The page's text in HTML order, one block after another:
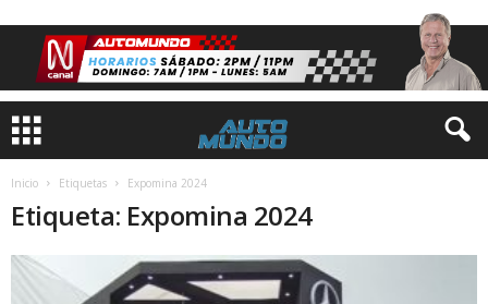
Inicio Etiquetas Expomina 2024
Etiqueta: Expomina 2024